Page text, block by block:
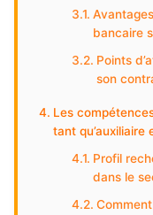
bancaire
Points
son
Les
tant qu’auxiliaire
Profil
dans le